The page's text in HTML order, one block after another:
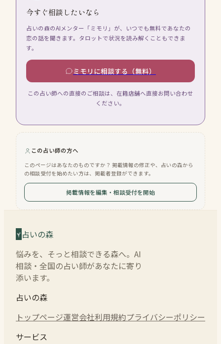
今すぐ相談したいなら
占いの森のAIメンター「ミモリ」が、いつでも無料であなたの
恋の話を聞きます。タロットで状況を読み解くこともできま
す。
ミモリに相談する（無料）
この占い師への直接のご相談は、在籍店舗へ直接お問い合わせ
ください。
この占い師の方へ
このページはあなたのものですか？ 掲載情報の修正や、占いの森から
の相談受付を始めたい方は、掲載者登録ができます。
掲載情報を編集・相談受付を開始
占いの森
悩みを、そっと相談できる森へ。AI
相談・全国の占い師があなたに寄り
添います。
占いの森
トップページ運営会社利用規約プライバシーポリシー
サービス